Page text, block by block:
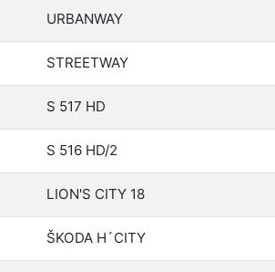
URBANWAY
STREETWAY
S 517 HD
S 516 HD/2
LION'S CITY 18
ŠKODA H´CITY